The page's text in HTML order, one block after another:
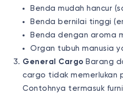
Benda mudah hancur
Benda bernilai tinggi
Benda dengan aroma
Organ tubuh manusia
General Cargo Barang
cargo tidak memerlukan
Contohnya termasuk